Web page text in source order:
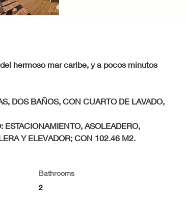
hermoso mar caribe, y a pocos minutos
DOS BAÑOS, CON CUARTO DE LAVADO,
ASOLEADERO,
Y ELEVADOR; CON 102.46 M2.
Bathrooms
2